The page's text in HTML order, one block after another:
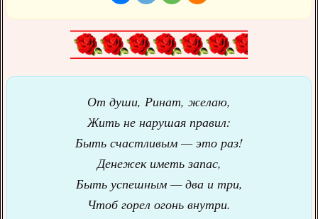
От души, Ринат, желаю,
Жить не нарушая правил:
Быть счастливым — это раз!
Денежек иметь запас,
Быть успешным — два и три,
Чтоб горел огонь внутри.